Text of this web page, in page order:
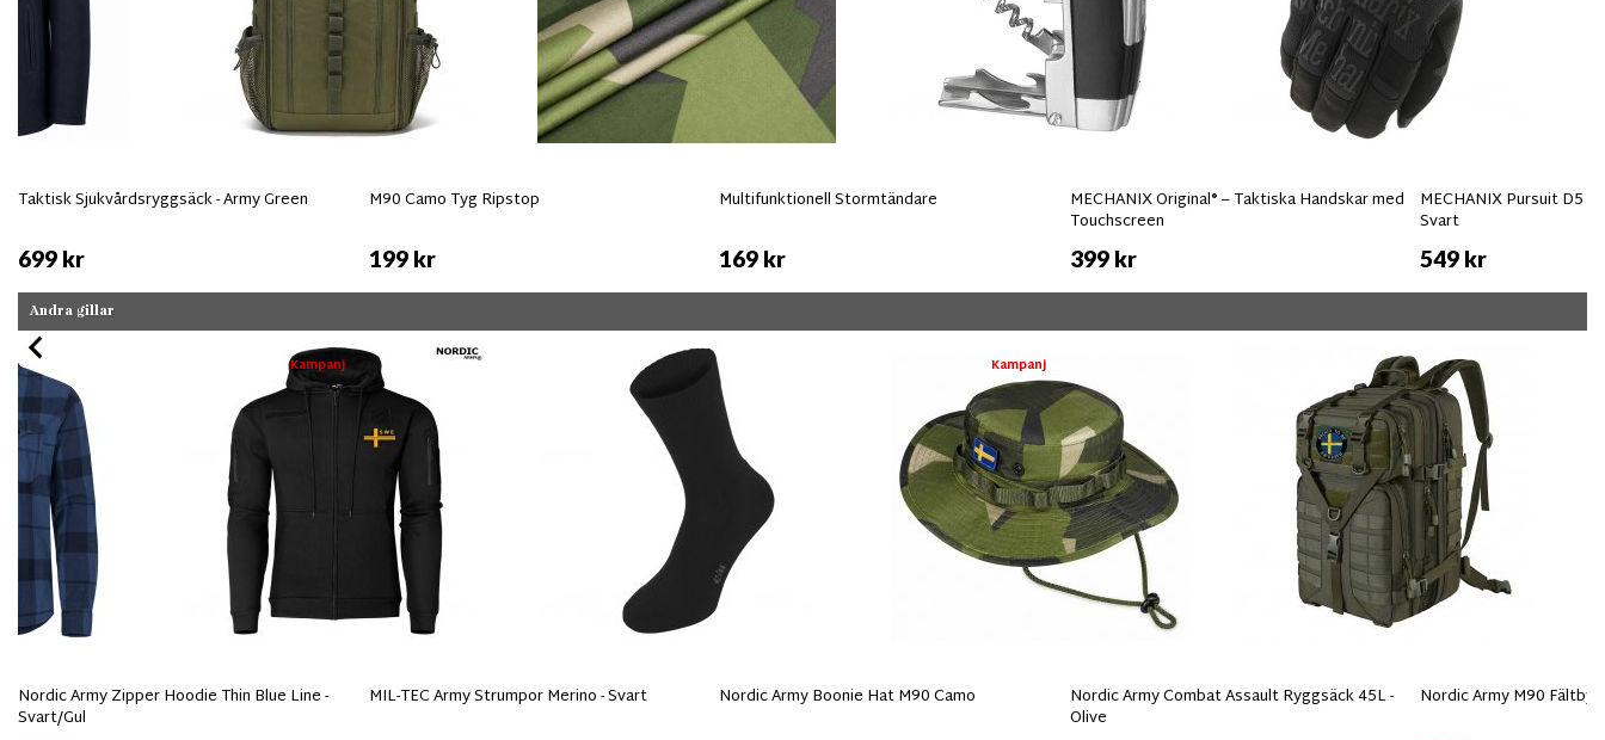
Taktisk Sjukvårdsryggsäck - Army Green
699 kr
M90 Camo Tyg Ripstop
199 kr
Multifunktionell Stormtändare
169 kr
MECHANIX Original® – Taktiska Handskar med
Touchscreen
399 kr
MECHANIX Pursuit D5
Svart
549 kr
Andra gillar
Kampanj
Nordic Army Zipper Hoodie Thin Blue Line -
Svart/Gul
MIL-TEC Army Strumpor Merino - Svart
Kampanj
Nordic Army Boonie Hat M90 Camo Nordic Army Combat Assault Ryggsäck 45L -
Olive
Nordic Army M90